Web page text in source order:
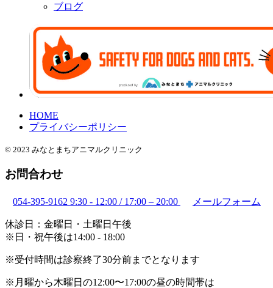
ブログ
HOME
プライバシーポリシー
© 2023 みなとまちアニマルクリニック
お問合わせ
054-395-9162 9:30 - 12:00 / 17:00 – 20:00 メールフォーム
休診日：金曜日・土曜日午後
※日・祝午後は14:00 - 18:00
※受付時間は診察終了30分前までとなります
※月曜から木曜日の12:00〜17:00の昼の時間帯は